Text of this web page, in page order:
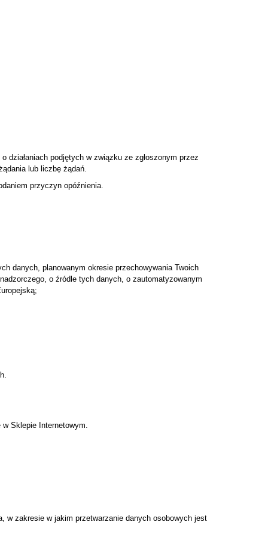
działaniach podjętych w związku ze zgłoszonym przez
lub liczbę żądań.
przyczyn opóźnienia.
danych, planowanym okresie przechowywania Twoich
o źródle tych danych, o zautomatyzowanym
w Sklepie Internetowym.
w zakresie w jakim przetwarzanie danych osobowych jest